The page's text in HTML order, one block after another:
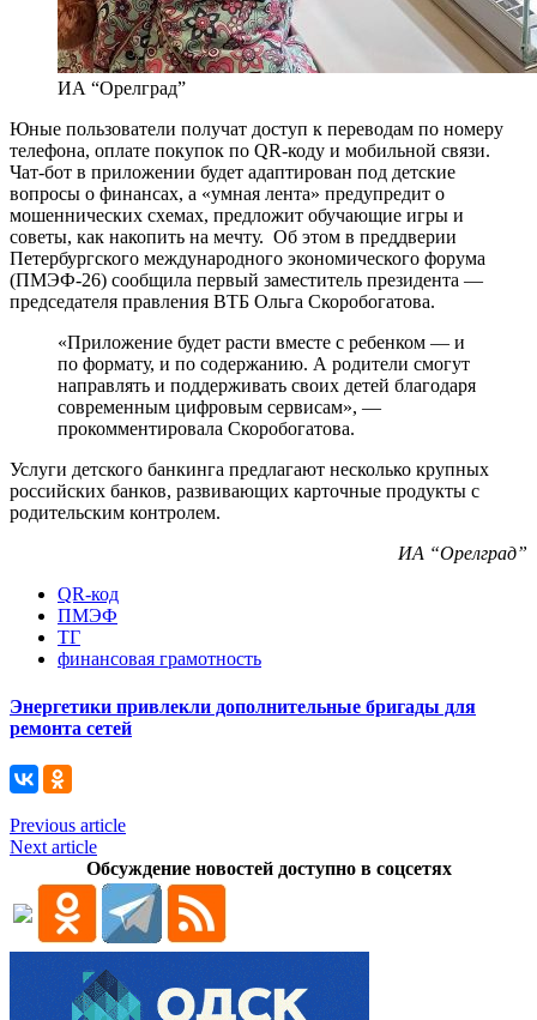
ИА “Орелград”
Юные пользователи получат доступ к переводам по номеру
телефона, оплате покупок по QR-коду и мобильной связи.
Чат-бот в приложении будет адаптирован под детские
вопросы о финансах, а «умная лента» предупредит о
мошеннических схемах, предложит обучающие игры и
советы, как накопить на мечту. Об этом в преддверии
Петербургского международного экономического форума
(ПМЭФ-26) сообщила первый заместитель президента —
председателя правления ВТБ Ольга Скоробогатова.
«Приложение будет расти вместе с ребенком — и
по формату, и по содержанию. А родители смогут
направлять и поддерживать своих детей благодаря
современным цифровым сервисам», —
прокомментировала Скоробогатова.
Услуги детского банкинга предлагают несколько крупных
российских банков, развивающих карточные продукты с
родительским контролем.
ИА “Орелград”
QR-код
ПМЭФ
ТГ
финансовая грамотность
Энергетики привлекли дополнительные бригады для
ремонта сетей
Previous article
Next article
Обсуждение новостей доступно в соцсетях